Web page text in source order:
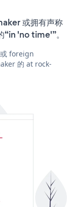
或拥有声称
'no time'”。
foreign
的 at rock-